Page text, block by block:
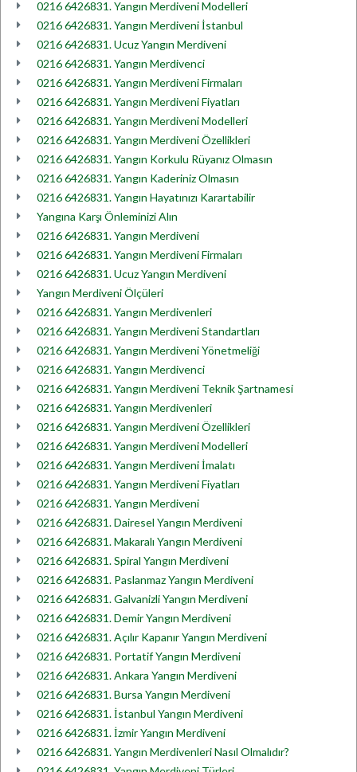
0216 6426831. Yangın Merdiveni Modelleri
0216 6426831. Yangın Merdiveni İstanbul
0216 6426831. Ucuz Yangın Merdiveni
0216 6426831. Yangın Merdivenci
0216 6426831. Yangın Merdiveni Firmaları
0216 6426831. Yangın Merdiveni Fiyatları
0216 6426831. Yangın Merdiveni Modelleri
0216 6426831. Yangın Merdiveni Özellikleri
0216 6426831. Yangın Korkulu Rüyanız Olmasın
0216 6426831. Yangın Kaderiniz Olmasın
0216 6426831. Yangın Hayatınızı Karartabilir
Yangına Karşı Önleminizi Alın
0216 6426831. Yangın Merdiveni
0216 6426831. Yangın Merdiveni Firmaları
0216 6426831. Ucuz Yangın Merdiveni
Yangın Merdiveni Ölçüleri
0216 6426831. Yangın Merdivenleri
0216 6426831. Yangın Merdiveni Standartları
0216 6426831. Yangın Merdiveni Yönetmeliği
0216 6426831. Yangın Merdivenci
0216 6426831. Yangın Merdiveni Teknik Şartnamesi
0216 6426831. Yangın Merdivenleri
0216 6426831. Yangın Merdiveni Özellikleri
0216 6426831. Yangın Merdiveni Modelleri
0216 6426831. Yangın Merdiveni İmalatı
0216 6426831. Yangın Merdiveni Fiyatları
0216 6426831. Yangın Merdiveni
0216 6426831. Dairesel Yangın Merdiveni
0216 6426831. Makaralı Yangın Merdiveni
0216 6426831. Spiral Yangın Merdiveni
0216 6426831. Paslanmaz Yangın Merdiveni
0216 6426831. Galvanizli Yangın Merdiveni
0216 6426831. Demir Yangın Merdiveni
0216 6426831. Açılır Kapanır Yangın Merdiveni
0216 6426831. Portatif Yangın Merdiveni
0216 6426831. Ankara Yangın Merdiveni
0216 6426831. Bursa Yangın Merdiveni
0216 6426831. İstanbul Yangın Merdiveni
0216 6426831. İzmir Yangın Merdiveni
0216 6426831. Yangın Merdivenleri Nasıl Olmalıdır?